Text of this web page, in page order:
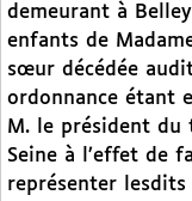
demeurant à
enfants de
sœur décédée
ordonnance étant
M. le président du
Seine à l’effet de
représenter